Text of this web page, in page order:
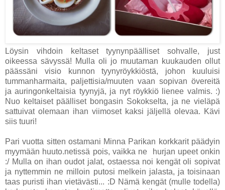
Löysin vihdoin keltaset tyynynpäälliset sohvalle, just
oikeessa sävyssä! Mulla oli jo muutaman kuukauden ollut
päässäni visio kunnon tyynyröykkiöstä, johon kuuluisi
tummanharmaita, paljettisia/muuten vaan sopivan övereitä
ja auringonkeltaisia tyynyjä, ja nyt röykkiö lienee valmis. :)
Nuo keltaiset päälliset bongasin Sokokselta, ja ne vieläpä
sattuivat olemaan ihan viimoset kaksi jäljellä olevaa. Kävi
siis tuuri!
Pari vuotta sitten ostamani Minna Parikan korkkarit päädyin
myymään huuto.netissä pois, vaikka ne hurjan upeet onkin
:/ Mulla on ihan oudot jalat, ostaessa noi kengät oli sopivat
ja nyttemmin ne milloin putosi melkein jalasta, ja toisinaan
taas puristi ihan vietävästi... :D Nämä kengät (mulle todella)